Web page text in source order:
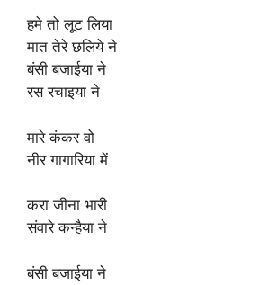
हमे तो लूट लिया
मात तेरे छलिये ने
बंसी बजाईया ने
रस रचाइया ने
मारे कंकर वो
नीर गागारिया में
करा जीना भारी
संवारे कन्हैया ने
बंसी बजाईया ने